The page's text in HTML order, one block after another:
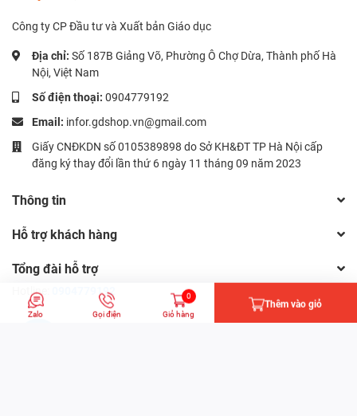
Công ty CP Đầu tư và Xuất bản Giáo dục
Địa chỉ: Số 187B Giảng Võ, Phường Ô Chợ Dừa, Thành phố Hà
Nội, Việt Nam
Số điện thoại: 0904779192
Email: infor.gdshop.vn@gmail.com
Giấy CNĐKDN số 0105389898 do Sở KH&ĐT TP Hà Nội cấp
đăng ký thay đổi lần thứ 6 ngày 11 tháng 09 năm 2023
Thông tin
Hỗ trợ khách hàng
Tổng đài hỗ trợ
Hotline: 0904779192
Zalo Gọi điện
0
Giỏ hàng
Thêm vào giỏ